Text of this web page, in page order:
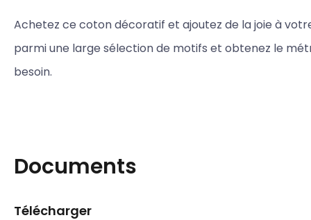
Achetez ce coton décoratif et ajoutez de la joie à
parmi une large sélection de motifs et obtenez le
besoin.
Documents
Télécharger